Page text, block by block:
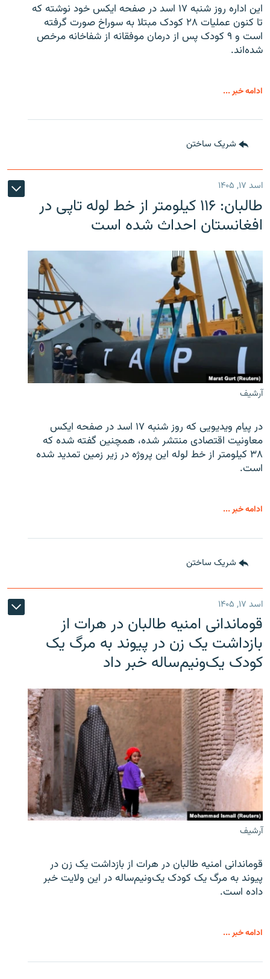
این اداره روز شنبه ۱۷ اسد در صفحه ایکس خود نوشته که
تا کنون عملیات ۲۸ کودک مبتلا به سوراخ صورت گرفته
است و ۹ کودک پس از درمان موفقانه از شفاخانه مرخص
شده‌اند.
ادامه خبر ...
شریک ساختن
اسد ۱۷, ۱۴۰۵
طالبان: ۱۱۶ کیلومتر از خط لوله تاپی در
افغانستان احداث شده است
آرشیف
در پیام ویدیویی که روز شنبه ۱۷ اسد در صفحه ایکس
معاونیت اقتصادی منتشر شده، همچنین گفته شده که
۳۸ کیلومتر از خط لوله این پروژه در زیر زمین تمدید شده
است.
ادامه خبر ...
شریک ساختن
اسد ۱۷, ۱۴۰۵
قوماندانی امنیه طالبان در هرات از
بازداشت یک زن در پیوند به مرگ یک
کودک یک‌ونیم‌ساله خبر داد
آرشیف
قوماندانی امنیه طالبان در هرات از بازداشت یک زن در
پیوند به مرگ یک کودک یک‌ونیم‌ساله در این ولایت خبر
داده است.
ادامه خبر ...